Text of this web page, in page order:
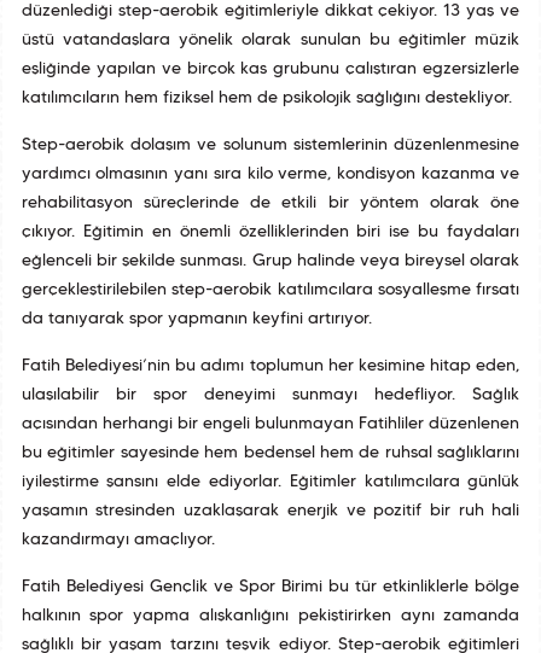
düzenlediği step-aerobik eğitimleriyle dikkat çekiyor. 13 yaş ve
üstü vatandaşlara yönelik olarak sunulan bu eğitimler müzik
eşliğinde yapılan ve birçok kas grubunu çalıştıran egzersizlerle
katılımcıların hem fiziksel hem de psikolojik sağlığını destekliyor.
Step-aerobik dolaşım ve solunum sistemlerinin düzenlenmesine
yardımcı olmasının yanı sıra kilo verme, kondisyon kazanma ve
rehabilitasyon süreçlerinde de etkili bir yöntem olarak öne
çıkıyor. Eğitimin en önemli özelliklerinden biri ise bu faydaları
eğlenceli bir şekilde sunması. Grup halinde veya bireysel olarak
gerçekleştirilebilen step-aerobik katılımcılara sosyalleşme fırsatı
da tanıyarak spor yapmanın keyfini artırıyor.
Fatih Belediyesi’nin bu adımı toplumun her kesimine hitap eden,
ulaşılabilir bir spor deneyimi sunmayı hedefliyor. Sağlık
açısından herhangi bir engeli bulunmayan Fatihliler düzenlenen
bu eğitimler sayesinde hem bedensel hem de ruhsal sağlıklarını
iyileştirme şansını elde ediyorlar. Eğitimler katılımcılara günlük
yaşamın stresinden uzaklaşarak enerjik ve pozitif bir ruh hali
kazandırmayı amaçlıyor.
Fatih Belediyesi Gençlik ve Spor Birimi bu tür etkinliklerle bölge
halkının spor yapma alışkanlığını pekiştirirken aynı zamanda
sağlıklı bir yaşam tarzını teşvik ediyor. Step-aerobik eğitimleri